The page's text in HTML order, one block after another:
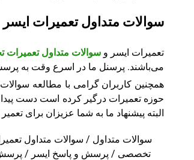
سوالات متداول تعمیرات ایسر
تعمیرات ایسر و سوالات متداول
می‌باشند. پرسنل ما در اسرع وقت به
همچنین کاربران گرامی با مطالعه
حوزه تعمیرات درگیر کرده است دست پیدا
البته پیشنهاد ما به شما عزیزان برای
سوالات متداول / سوالات متداول
تخصصی / پرسش و پاسخ ایسر / پرسش